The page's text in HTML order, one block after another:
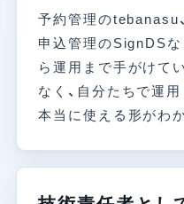
予約管理のtebanasu
申込管理のSignDSな
ら運用まで手がけて
なく、自分たちで運
本当に使える形がわ